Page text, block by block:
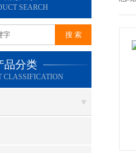
SEARCH
品分类
CLASSIFICATION